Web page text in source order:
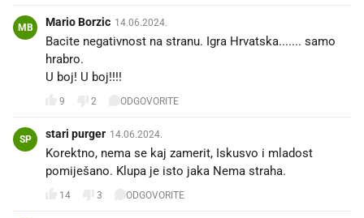
MB Mario Borzic 14.06.2024.
Bacite negativnost na stranu. Igra Hrvatska....... samo
hrabro.
U boj! U boj!!!!
9 2 ODGOVORITE
SP stari purger 14.06.2024.
Korektno, nema se kaj zamerit, Iskusvo i mladost
pomiješano. Klupa je isto jaka Nema straha.
14 3 ODGOVORITE